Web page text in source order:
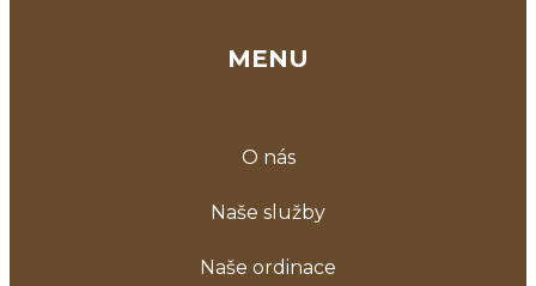
MENU
O nás
Naše služby
Naše ordinace